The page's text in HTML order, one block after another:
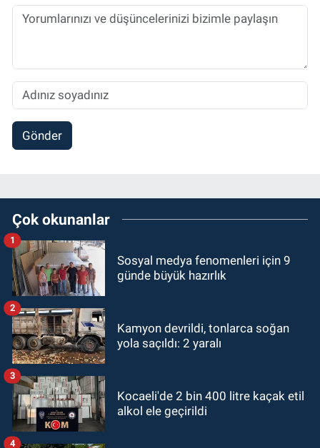
Gönder
Çok okunanlar
Sosyal medya fenomenleri için 9
günde büyük hazırlık
1
Kamyon devrildi, tonlarca soğan
yola saçıldı: 2 yaralı
2
Kocaeli'de 2 bin 400 litre kaçak etil
alkol ele geçirildi
3
4